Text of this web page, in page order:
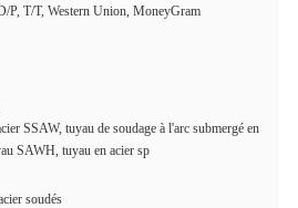
P, T/T, Western Union, MoneyGram
SSAW, tuyau de soudage à l'arc submergé en
SAWH, tuyau en acier sp
soudés